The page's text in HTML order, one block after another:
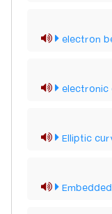
electron
Elliptic